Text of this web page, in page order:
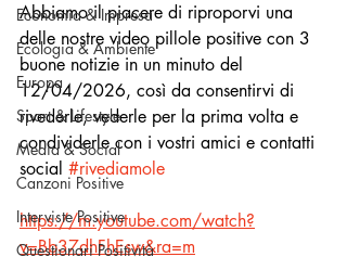
Economia & Impresa
Ecologia & Ambiente
Europa
Sport & Lifestyle
Media & Social
Canzoni Positive
Interviste Positive
Questionari Positività
Abbiamo il piacere di riproporvi una
delle nostre video pillole positive con 3
buone notizie in un minuto del
12/04/2026, così da consentirvi di
rivederle, vederle per la prima volta e
condividerle con i vostri amici e contatti
social #rivediamole
https://m.youtube.com/watch?
v=Bb37dhFhEsw&ra=m